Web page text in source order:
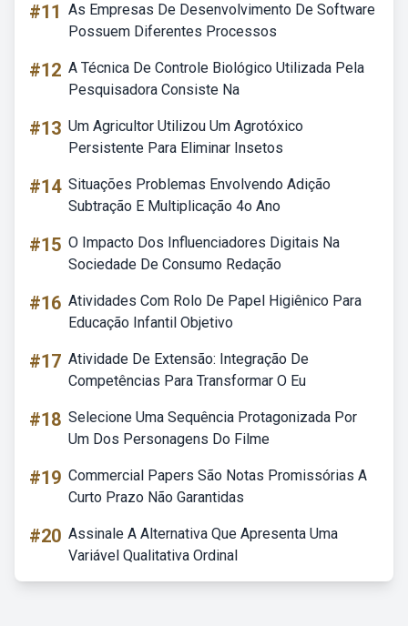
#11 As Empresas De Desenvolvimento De Software
Possuem Diferentes Processos
#12 A Técnica De Controle Biológico Utilizada Pela
Pesquisadora Consiste Na
#13 Um Agricultor Utilizou Um Agrotóxico
Persistente Para Eliminar Insetos
#14 Situações Problemas Envolvendo Adição
Subtração E Multiplicação 4o Ano
#15 O Impacto Dos Influenciadores Digitais Na
Sociedade De Consumo Redação
#16 Atividades Com Rolo De Papel Higiênico Para
Educação Infantil Objetivo
#17 Atividade De Extensão: Integração De
Competências Para Transformar O Eu
#18 Selecione Uma Sequência Protagonizada Por
Um Dos Personagens Do Filme
#19 Commercial Papers São Notas Promissórias A
Curto Prazo Não Garantidas
#20 Assinale A Alternativa Que Apresenta Uma
Variável Qualitativa Ordinal